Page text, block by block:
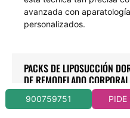
avanzada con
personalizados.
PACKS DE LIPOSUCCIÓN
DE REMODELADO CORPORAL
900759751 PIDE